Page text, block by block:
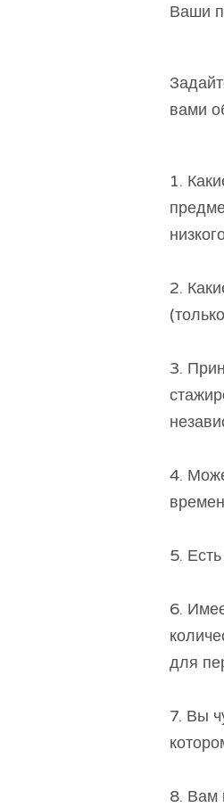
Ваши
вами
1.
2.
3.
4.
5.
6.
для
7. Вы
8. Вам